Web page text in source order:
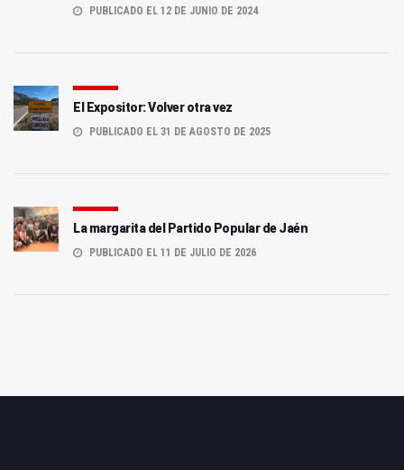
PUBLICADO EL 12 DE JUNIO DE 2024
El Expositor: Volver otra vez
PUBLICADO EL 31 DE AGOSTO DE 2025
La margarita del Partido Popular de Jaén
PUBLICADO EL 11 DE JULIO DE 2026